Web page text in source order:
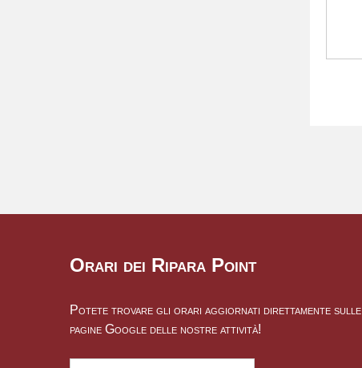
Orari dei Ripara Point
Potete trovare gli orari aggiornati direttamente sulle
pagine Google delle nostre attività!